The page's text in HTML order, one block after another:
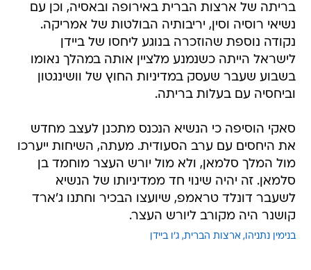
בריתה של ארצות הברית באירופה ובאסיה, וכן עם
נשיאי רוסיה וסין, יריבותיה הבולטות של אמריקה.
נקודה נוספת שהוזכרה בנוגע ליחסו של ביידן
לישראל הייתה כשנמנע מלציין אותה במהלך נאומו
בשבוע שעבר שעסק במדיניות החוץ של וושינגטון
וביחסיה עם בעלות בריתה.
סאקי הוסיפה כי הנשיא הנכנס מתכנן לעצב מחדש
את היחסים עם ערב הסעודית. מעתה, השיחות ייערכו
מול המלך סלמאן, ולא מול יורש העצר מוחמד בן
סלמאן. זה יהיה שינוי חד ממדיניותו של הנשיא
לשעבר דונלד טראמפ, שיועצו הבכיר וחתנו ג'ארד
קושנר היה מקורב ליורש העצר.
בנימין נתניהו ארצות הברית ג'ו ביידן